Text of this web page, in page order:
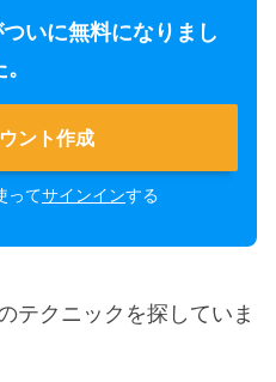
いに無料になりまし
ント作成
ってサインインする
テクニックを探していま